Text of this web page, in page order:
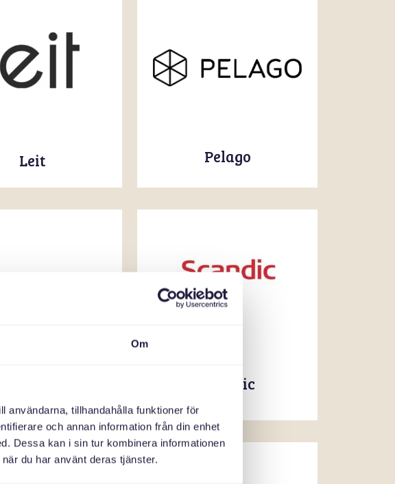
Om
användarna, tillhandahålla funktioner för
och annan information från din enhet
Dessa kan i sin tur kombinera informationen
du har använt deras tjänster.
Pelago
Leit
Scandic